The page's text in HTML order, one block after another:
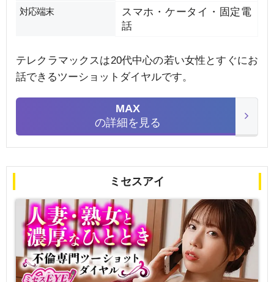
対応端末
スマホ・ケータイ・固定電
話
テレクラマックスは20代中心の若い女性とすぐにお
話できるツーショットダイヤルです。
MAX
の詳細を見る
ミセスアイ